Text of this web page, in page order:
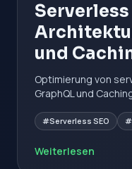
Serverless
und
Effizienz
Optimierung von
GraphQL und
#Serverless SEO
Weiterlesen